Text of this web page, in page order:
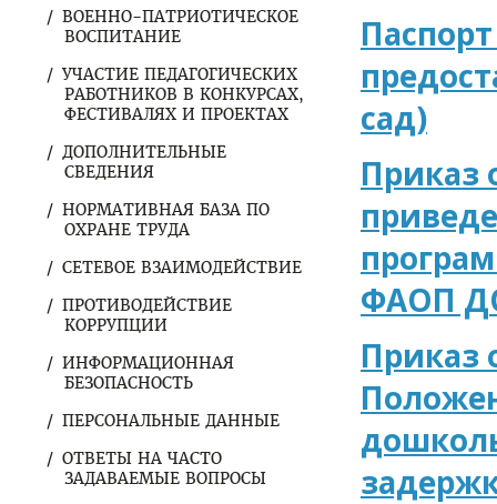
ВОЕННО-ПАТРИОТИЧЕСКОЕ
ВОСПИТАНИЕ
УЧАСТИЕ ПЕДАГОГИЧЕСКИХ
РАБОТНИКОВ В КОНКУРСАХ,
ФЕСТИВАЛЯХ И ПРОЕКТАХ
ДОПОЛНИТЕЛЬНЫЕ
СВЕДЕНИЯ
НОРМАТИВНАЯ БАЗА ПО
ОХРАНЕ ТРУДА
СЕТЕВОЕ ВЗАИМОДЕЙСТВИЕ
ПРОТИВОДЕЙСТВИЕ
КОРРУПЦИИ
ИНФОРМАЦИОННАЯ
БЕЗОПАСНОСТЬ
ПЕРСОНАЛЬНЫЕ ДАННЫЕ
ОТВЕТЫ НА ЧАСТО
ЗАДАВАЕМЫЕ ВОПРОСЫ
сад)
Приказ
ФАОП
Приказ